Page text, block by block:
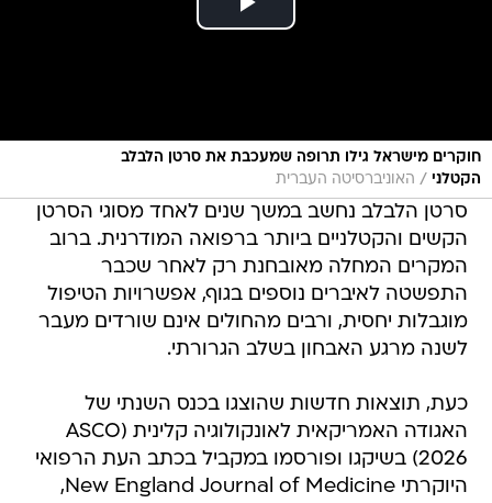
חוקרים מישראל גילו תרופה שמעכבת את סרטן הלבלב
הקטלני / האוניברסיטה העברית
סרטן הלבלב נחשב במשך שנים לאחד מסוגי הסרטן
הקשים והקטלניים ביותר ברפואה המודרנית. ברוב
המקרים המחלה מאובחנת רק לאחר שכבר
התפשטה לאיברים נוספים בגוף, אפשרויות הטיפול
מוגבלות יחסית, ורבים מהחולים אינם שורדים מעבר
לשנה מרגע האבחון בשלב הגרורתי.
כעת, תוצאות חדשות שהוצגו בכנס השנתי של
האגודה האמריקאית לאונקולוגיה קלינית (ASCO
2026) בשיקגו ופורסמו במקביל בכתב העת הרפואי
היוקרתי New England Journal of Medicine,